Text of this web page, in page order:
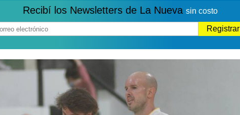
Recibí los Newsletters de La Nueva sin costo
Registrar